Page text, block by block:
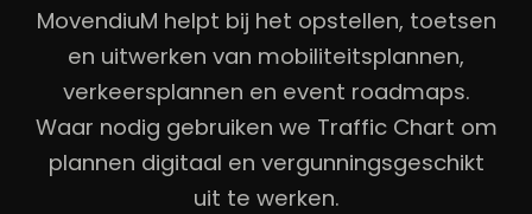
MovendiuM helpt bij het opstellen, toetsen
en uitwerken van mobiliteitsplannen,
verkeersplannen en event roadmaps.
Waar nodig gebruiken we Traffic Chart om
plannen digitaal en vergunningsgeschikt
uit te werken.